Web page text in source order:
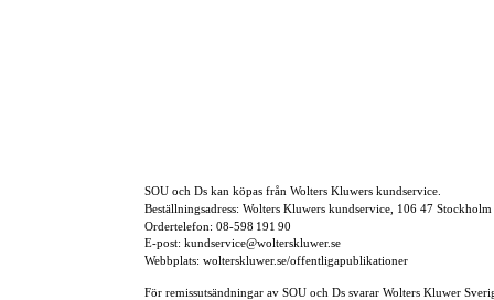
SOU och Ds kan köpas från Wolters Kluwers kundservice.
Beställningsadress: Wolters Kluwers kundservice, 106 47 Stockholm
Ordertelefon: 08-598 191 90
E-post: kundservice@wolterskluwer.se
Webbplats: wolterskluwer.se/offentligapublikationer
För remissutsändningar av SOU och Ds svarar Wolters Kluwer